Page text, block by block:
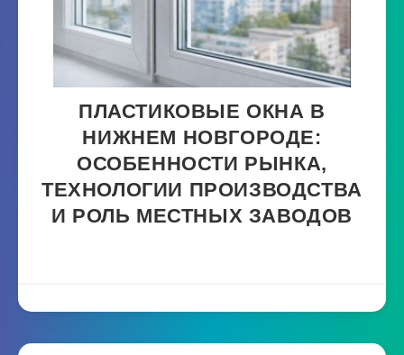
ПЛАСТИКОВЫЕ ОКНА В
НИЖНЕМ НОВГОРОДЕ:
ОСОБЕННОСТИ РЫНКА,
ТЕХНОЛОГИИ ПРОИЗВОДСТВА
И РОЛЬ МЕСТНЫХ ЗАВОДОВ